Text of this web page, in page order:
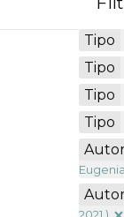
Tipo
Tipo
Tipo
Tipo
Eugenia
2021 )